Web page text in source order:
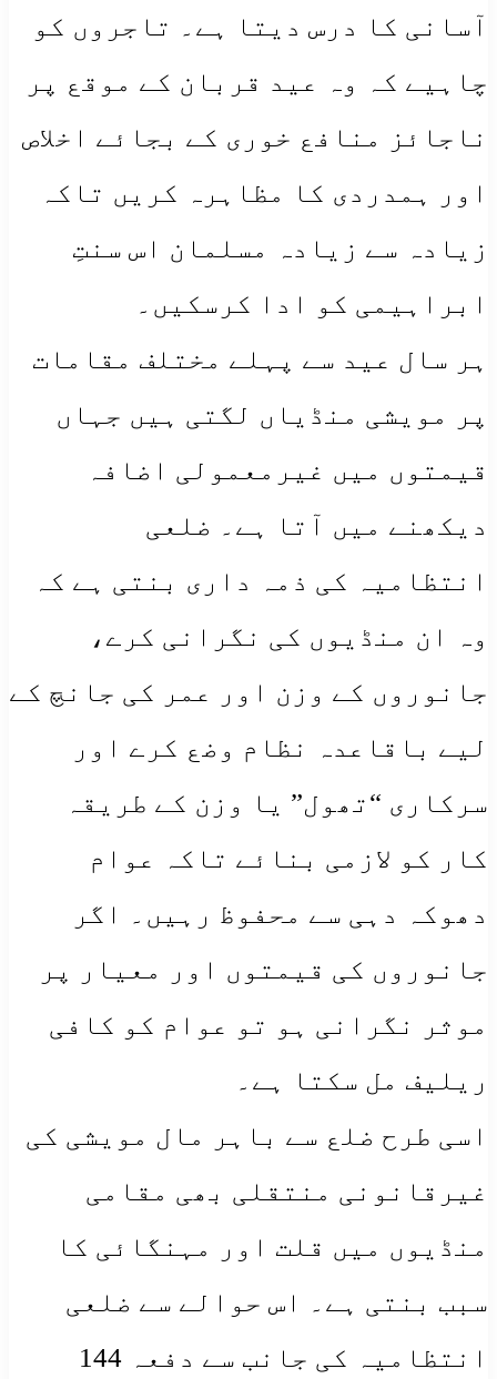
آسانی کا درس دیتا ہے۔ تاجروں کو
چاہیے کہ وہ عید قربان کے موقع پر
ناجائز منافع خوری کے بجائے اخلاص
اور ہمدردی کا مظاہرہ کریں تاکہ
زیادہ سے زیادہ مسلمان اس سنتِ
ابراہیمی کو ادا کرسکیں۔
ہر سال عید سے پہلے مختلف مقامات
پر مویشی منڈیاں لگتی ہیں جہاں
قیمتوں میں غیرمعمولی اضافہ
دیکھنے میں آتا ہے۔ ضلعی
انتظامیہ کی ذمہ داری بنتی ہے کہ
وہ ان منڈیوں کی نگرانی کرے،
جانوروں کے وزن اور عمر کی جانچ کے
لیے باقاعدہ نظام وضع کرے اور
سرکاری “تھول” یا وزن کے طریقہ
کار کو لازمی بنائے تاکہ عوام
دھوکہ دہی سے محفوظ رہیں۔ اگر
جانوروں کی قیمتوں اور معیار پر
موثر نگرانی ہو تو عوام کو کافی
ریلیف مل سکتا ہے۔
اسی طرح ضلع سے باہر مال مویشی کی
غیرقانونی منتقلی بھی مقامی
منڈیوں میں قلت اور مہنگائی کا
سبب بنتی ہے۔ اس حوالے سے ضلعی
انتظامیہ کی جانب سے دفعہ 144